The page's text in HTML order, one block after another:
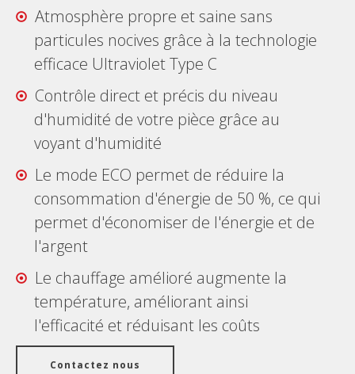
Atmosphère propre et saine sans
particules nocives grâce à la technologie
efficace Ultraviolet Type C
Contrôle direct et précis du niveau
d'humidité de votre pièce grâce au
voyant d'humidité
Le mode ECO permet de réduire la
consommation d'énergie de 50 %, ce qui
permet d'économiser de l'énergie et de
l'argent
Le chauffage amélioré augmente la
température, améliorant ainsi
l'efficacité et réduisant les coûts
Contactez nous